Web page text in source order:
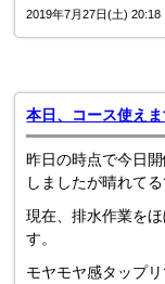
2019年7月27日(土) 20:18
本日、コース使えま
昨日の時点で今日
しましたが晴れて
現在、排水作業を
す。
モヤモヤ感タップ